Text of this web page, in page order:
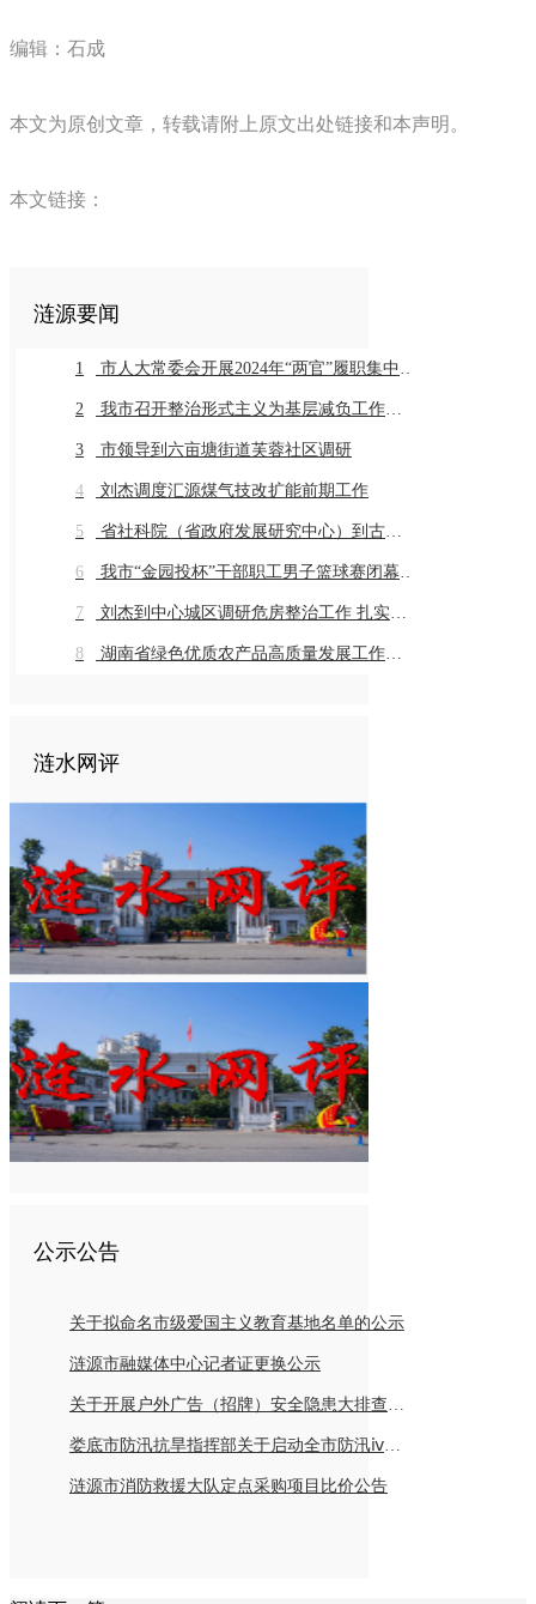
编辑：石成
本文为原创文章，转载请附上原文出处链接和本声明。
本文链接：
涟源要闻
1 市人大常委会开展2024年“两官”履职集中评议
2 我市召开整治形式主义为基层减负工作推进会暨业务培训会议
3 市领导到六亩塘街道芙蓉社区调研
4 刘杰调度汇源煤气技改扩能前期工作
5 省社科院（省政府发展研究中心）到古仙界村调研乡村振兴工作
6 我市“金园投杯”干部职工男子篮球赛闭幕 市直组高新金园代表队 乡镇组桥头河镇代表队获得冠军
7 刘杰到中心城区调研危房整治工作 扎实推进危房整治工作 切实保障群众住房安全
8 湖南省绿色优质农产品高质量发展工作推进会在我市召开
涟水网评
公示公告
关于拟命名市级爱国主义教育基地名单的公示
涟源市融媒体中心记者证更换公示
关于开展户外广告（招牌）安全隐患大排查倡议书
娄底市防汛抗旱指挥部关于启动全市防汛ⅳ级应急响应的紧急通知
涟源市消防救援大队定点采购项目比价公告